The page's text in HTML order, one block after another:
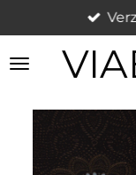
direct
naar